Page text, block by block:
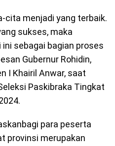
cita menjadi yang terbaik.
sukses, maka
sebagai bagian proses
Gubernur Rohidin,
I Khairil Anwar, saat
Paskibraka Tingkat
para peserta
provinsi merupakan